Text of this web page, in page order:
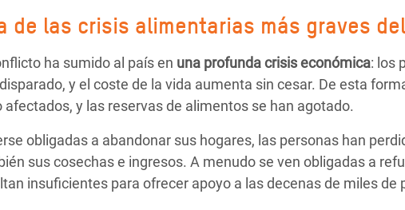
de las crisis alimentarias más graves
ha sumido al país en una profunda crisis económica: los
y el coste de la vida aumenta sin cesar. De esta
afectados, y las reservas de alimentos se han agotado.
obligadas a abandonar sus hogares, las personas han
sus cosechas e ingresos. A menudo se ven obligadas a
insuficientes para ofrecer apoyo a las decenas de miles de